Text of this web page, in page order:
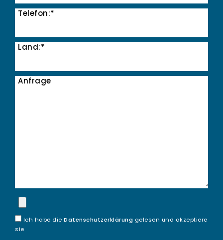
Telefon:*
Land:*
Anfrage
Ich habe die Datenschutzerklärung gelesen und akzeptiere
sie